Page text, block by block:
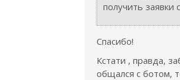
получить заявки
Спасибо!
Кстати , правда,
общался с ботом,